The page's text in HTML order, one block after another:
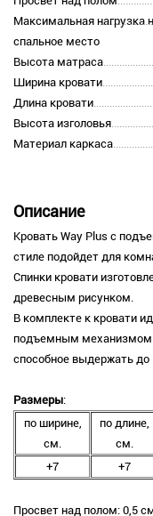
Максимальная нагрузка
спальное место
Высота матраса
Ширина кровати
Длина кровати
Высота изголовья
Материал каркаса
Описание
Кровать Way Plus с
стиле подойдет для
Спинки кровати
древесным рисунком.
В комплекте к кровати
подъемным механизмом
способное выдержать до
Размеры:
по ширине,
см.
по длине,
см.
+7
+7
Просвет над полом: 0,5